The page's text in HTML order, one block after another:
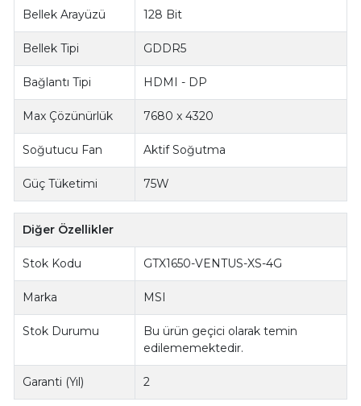
Bellek Arayüzü 128 Bit
Bellek Tipi GDDR5
Bağlantı Tipi HDMI - DP
Max Çözünürlük 7680 x 4320
Soğutucu Fan Aktif Soğutma
Güç Tüketimi 75W
Diğer Özellikler
Stok Kodu GTX1650-VENTUS-XS-4G
Marka MSI
Stok Durumu
Bu ürün geçici olarak temin
edilememektedir.
Garanti (Yıl) 2